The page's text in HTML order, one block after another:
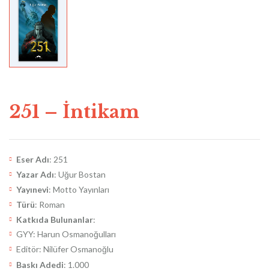
251 – İntikam
Eser Adı: 251
Yazar Adı: Uğur Bostan
Yayınevi: Motto Yayınları
Türü: Roman
Katkıda Bulunanlar:
GYY: Harun Osmanoğulları
Editör: Nilüfer Osmanoğlu
Baskı Adedi: 1.000